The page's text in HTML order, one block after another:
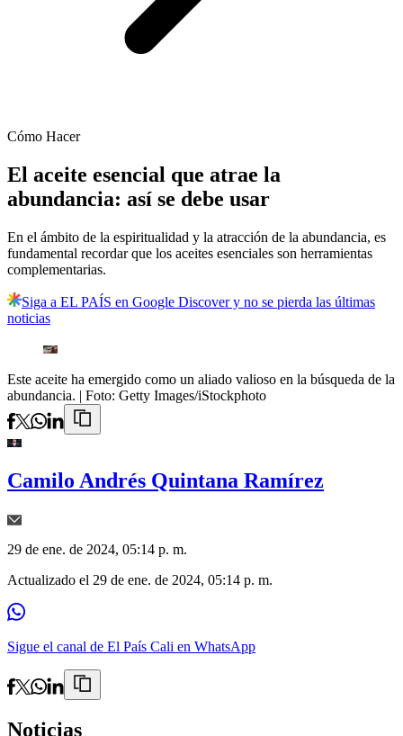
Cómo Hacer
El aceite esencial que atrae la
abundancia: así se debe usar
En el ámbito de la espiritualidad y la atracción de la abundancia, es
fundamental recordar que los aceites esenciales son herramientas
complementarias.
Siga a EL PAÍS en Google Discover y no se pierda las últimas
noticias
Este aceite ha emergido como un aliado valioso en la búsqueda de la
abundancia. | Foto: Getty Images/iStockphoto
Camilo Andrés Quintana Ramírez
29 de ene. de 2024, 05:14 p. m.
Actualizado el 29 de ene. de 2024, 05:14 p. m.
Sigue el canal de El País Cali en WhatsApp
Noticias